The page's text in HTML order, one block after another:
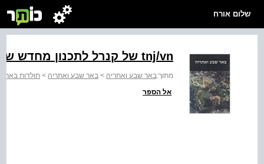
שלום אורח
‭tnj/vn‬ של קנרל לתכנון מחדש של באר שגע ‭(1937)‬
מתוך:באר שבע ואתריה > באר שבע ואתריה > תולדות באר
אל הספר